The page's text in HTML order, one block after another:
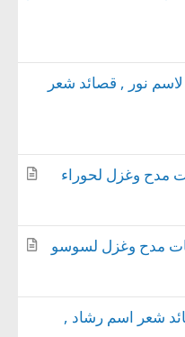
, اشعار لاسم نور , قصائد شعر
ل
مدح وغزل لحوراء
ل
مدح وغزل لسوسو
رشاد 2027 , قصائد شعر اسم رشاد ,